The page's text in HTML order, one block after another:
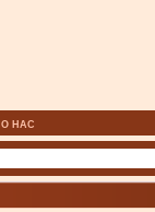
О НАС